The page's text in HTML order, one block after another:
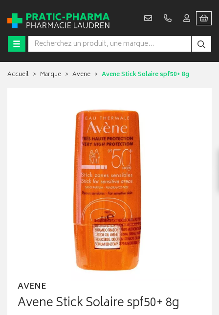
Accueil Marque Avene Avene Stick Solaire spf50+ 8g
AVENE
Avene Stick Solaire spf50+ 8g